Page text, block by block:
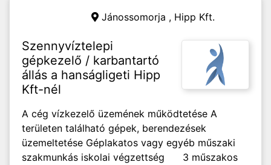
Jánossomorja , Hipp Kft.
Szennyvíztelepi
gépkezelő / karbantartó
állás a hanságligeti Hipp
Kft-nél
A cég vízkezelő üzemének működtetése A
területen található gépek, berendezések
üzemeltetése Géplakatos vagy egyéb műszaki
szakmunkás iskolai végzettség 3 műszakos